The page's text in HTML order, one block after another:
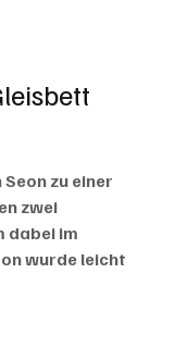
zu einer
zwei
dabei im
wurde leicht